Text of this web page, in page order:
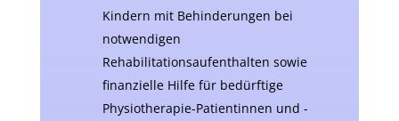
Kindern mit Behinderungen bei
notwendigen
Rehabilitationsaufenthalten sowie
finanzielle Hilfe für bedürftige
Physiotherapie-Patientinnen und -